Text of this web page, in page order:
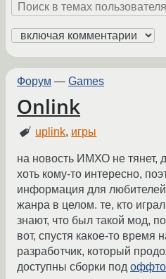
Форум — Games
Onlink
uplink, игры
на новость ИМХО не тянет,
хоть кому-то интересно,
информация для любителей
жанра в целом. те, кто
знают, что был такой мод,
вот, спустя какое-то время
разработчик, который
доступны сборки под